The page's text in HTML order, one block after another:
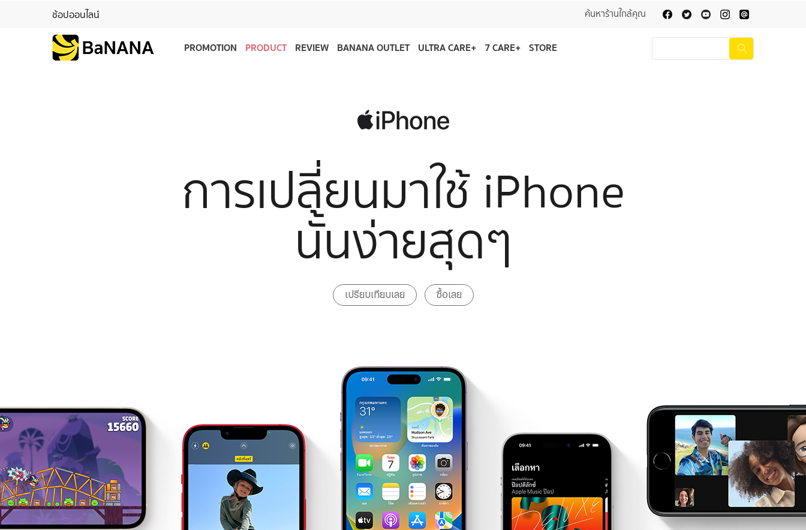
ช้อปออนไลน์ ค้นหาร้านใกล้คุณ
PROMOTION PRODUCT REVIEW BANANA OUTLET ULTRA CARE+ 7 CARE+ STORE
การเปลี่ยนมาใช้ iPhone
นั้นง่ายสุดๆ
เปรียบเทียบเลย ซื้อเลย